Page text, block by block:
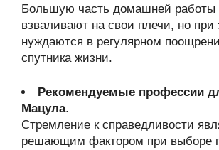
Большую часть домашней работы
взваливают на свои плечи, но при
нуждаются в регулярном
спутника жизни.
Рекомендуемые профессии
Мацула.
Стремление к справедливости
решающим фактором при выборе